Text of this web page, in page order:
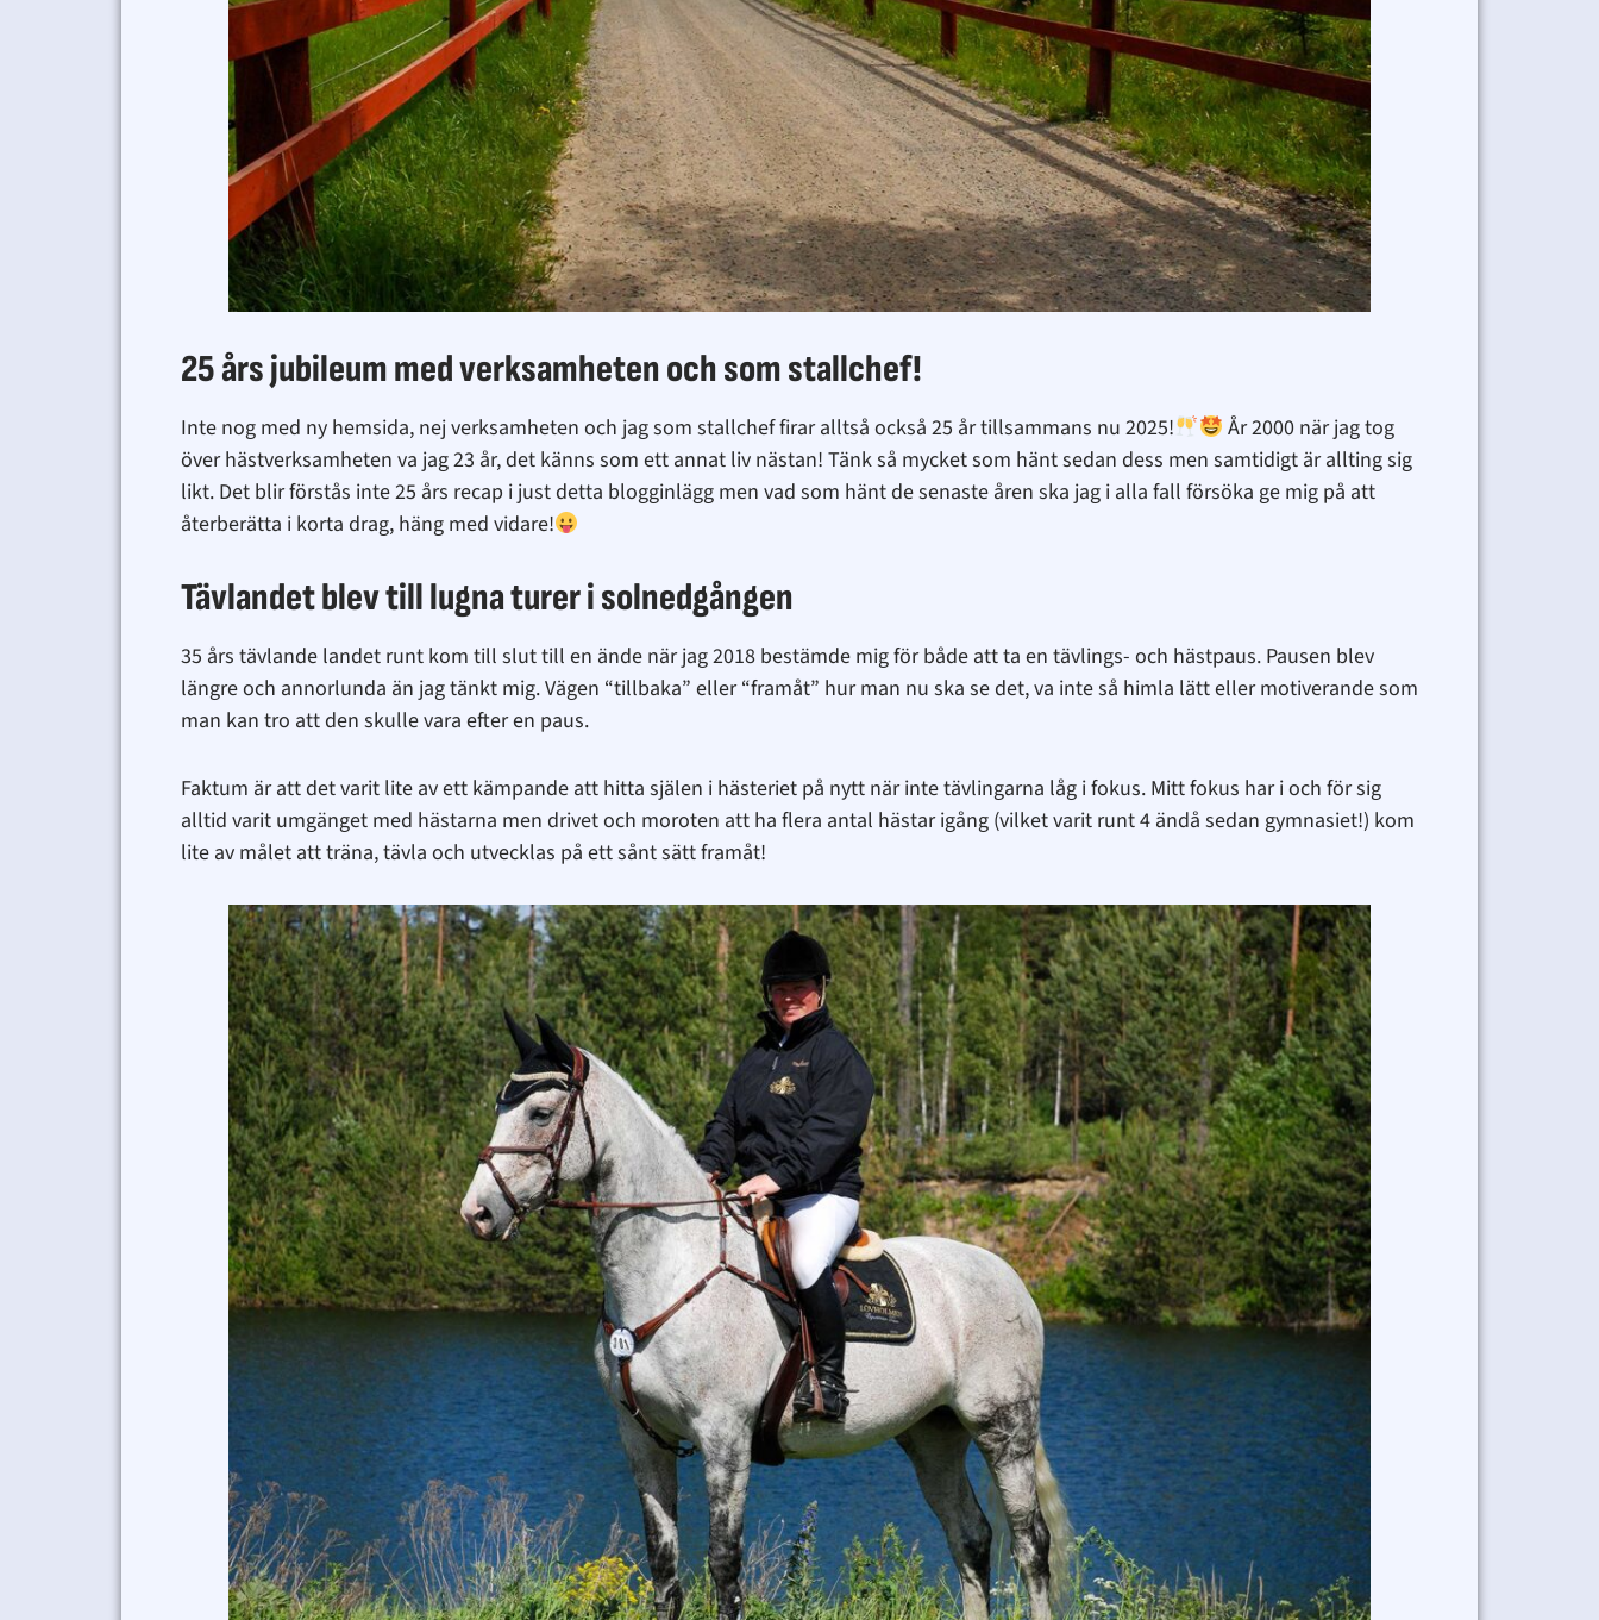
25 års jubileum med verksamheten och som stallchef!
Inte nog med ny hemsida, nej verksamheten och jag som stallchef firar alltså också 25 år tillsammans nu 2025!
År 2000 när jag tog
över hästverksamheten va jag 23 år, det känns som ett annat liv nästan! Tänk så mycket som hänt sedan dess men samtidigt är allting sig
likt. Det blir förstås inte 25 års recap i just detta blogginlägg men vad som hänt de senaste åren ska jag i alla fall försöka ge mig på att
återberätta i korta drag, häng med vidare!
Tävlandet blev till lugna turer i solnedgången
35 års tävlande landet runt kom till slut till en ände när jag 2018 bestämde mig för både att ta en tävlings- och hästpaus. Pausen blev
längre och annorlunda än jag tänkt mig. Vägen “tillbaka” eller “framåt” hur man nu ska se det, va inte så himla lätt eller motiverande som
man kan tro att den skulle vara efter en paus.
Faktum är att det varit lite av ett kämpande att hitta själen i hästeriet på nytt när inte tävlingarna låg i fokus. Mitt fokus har i och för sig
alltid varit umgänget med hästarna men drivet och moroten att ha flera antal hästar igång (vilket varit runt 4 ändå sedan gymnasiet!) kom
lite av målet att träna, tävla och utvecklas på ett sånt sätt framåt!